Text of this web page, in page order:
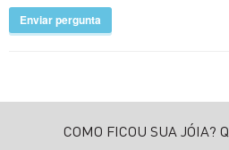
Enviar pergunta
COMO FICOU SUA JÓIA?